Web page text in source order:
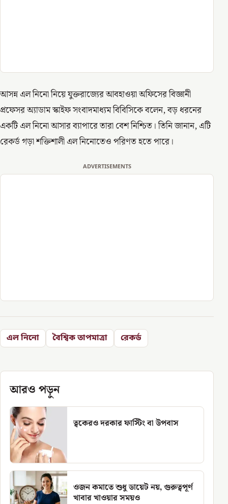
আসন্ন এল নিনো নিয়ে যুক্তরাজ্যের আবহাওয়া অফিসের বিজ্ঞানী
প্রফেসর অ্যাডাম স্কাইফ সংবাদমাধ্যম বিবিসিকে বলেন, বড় ধরনের
একটি এল নিনো আসার ব্যাপারে তারা বেশ নিশ্চিত। তিনি জানান, এটি
রেকর্ড গড়া শক্তিশালী এল নিনোতেও পরিণত হতে পারে।
ADVERTISEMENTS
এল নিনো বৈশ্বিক তাপমাত্রা রেকর্ড
আরও পড়ুন
ত্বকেরও দরকার ফাস্টিং বা উপবাস
ওজন কমাতে শুধু ডায়েট নয়, গুরুত্বপূর্ণ
খাবার খাওয়ার সময়ও